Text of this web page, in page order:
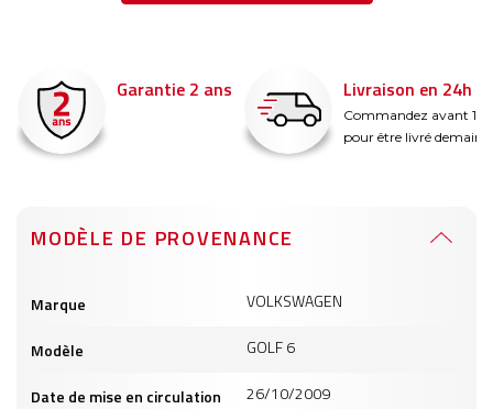
Garantie 2 ans Livraison en 24h
Commandez avant 14h
pour être livré demain !
MODÈLE DE PROVENANCE
produits
Marque VOLKSWAGEN
Modèle GOLF 6
Date de mise en circulation 26/10/2009